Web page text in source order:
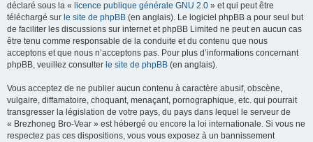
déclaré sous la « licence publique générale GNU 2.0 » et qui peut être
téléchargé sur le site de phpBB (en anglais). Le logiciel phpBB a pour seul but
de faciliter les discussions sur internet et phpBB Limited ne peut en aucun cas
être tenu comme responsable de la conduite et du contenu que nous
acceptons et que nous n’acceptons pas. Pour plus d’informations concernant
phpBB, veuillez consulter le site de phpBB (en anglais).
Vous acceptez de ne publier aucun contenu à caractère abusif, obscène,
vulgaire, diffamatoire, choquant, menaçant, pornographique, etc. qui pourrait
transgresser la législation de votre pays, du pays dans lequel le serveur de
« Brezhoneg Bro-Vear » est hébergé ou encore la loi internationale. Si vous ne
respectez pas ces dispositions, vous vous exposez à un bannissement